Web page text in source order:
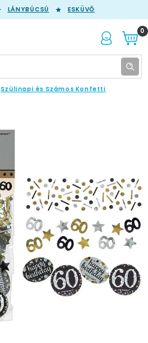
LÁNYBÚCSÚ ESKÜVŐ
0
Szülinapi és Számos Konfetti